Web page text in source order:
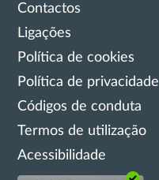
Contactos
Ligações
Política de cookies
Política de privacidade
Códigos de conduta
Termos de utilização
Acessibilidade